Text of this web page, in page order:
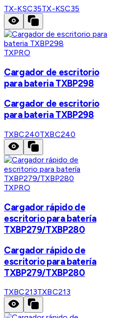
TX-KSC35TX-KSC35
TXPRO
Cargador de escritorio
para bateria TXBP298
Cargador de escritorio
para bateria TXBP298
TXBC240TXBC240
TXPRO
Cargador rápido de
escritorio para batería
TXBP279/TXBP280
Cargador rápido de
escritorio para batería
TXBP279/TXBP280
TXBC213TXBC213